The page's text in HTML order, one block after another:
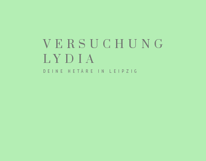
VERSUCHUNG
LYDIA
DEINE HETÄRE IN LEIPZIG